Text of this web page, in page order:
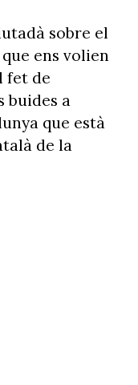
sobre el
ens volien
fet de
buides a
que està
de la